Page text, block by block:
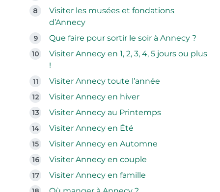
Visiter les musées et fondations
d’Annecy
Que faire pour sortir le soir à Annecy ?
Visiter Annecy en 1, 2, 3, 4, 5 jours ou plus
!
Visiter Annecy toute l’année
Visiter Annecy en hiver
Visiter Annecy au Printemps
Visiter Annecy en Été
Visiter Annecy en Automne
Visiter Annecy en couple
Visiter Annecy en famille